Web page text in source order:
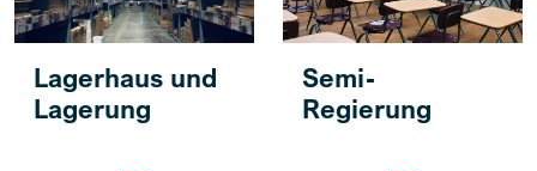
Lagerhaus und
Lagerung
Semi-
Regierung